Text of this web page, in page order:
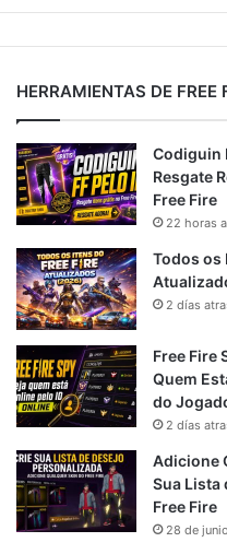
HERRAMIENTAS DE FREE
Codiguin
Resgate
Free Fire
22 horas
Todos os
2 días
Free Fire
Quem
do
2 días
Adicione
Sua Lista
Free Fire
28 de